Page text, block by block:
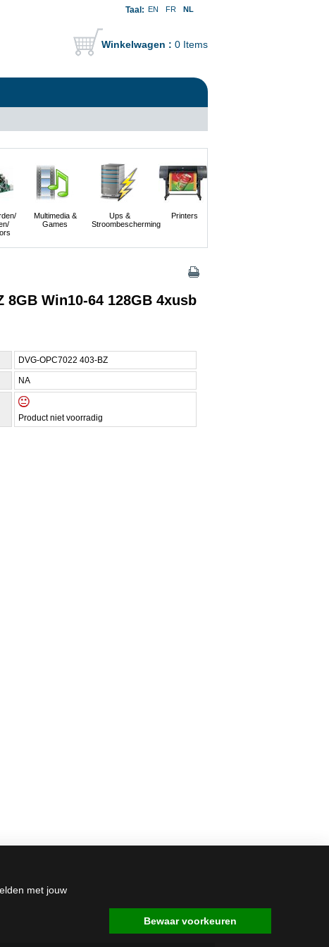
Taal: EN FR
NL
Winkelwagen : 0 Items
Multimedia &
Games
Ups &
Stroombescherming
Printers
8GB Win10-64 128GB 4xusb
DVG-OPC7022 403-BZ
NA
Product niet voorradig
met jouw
Bewaar voorkeuren